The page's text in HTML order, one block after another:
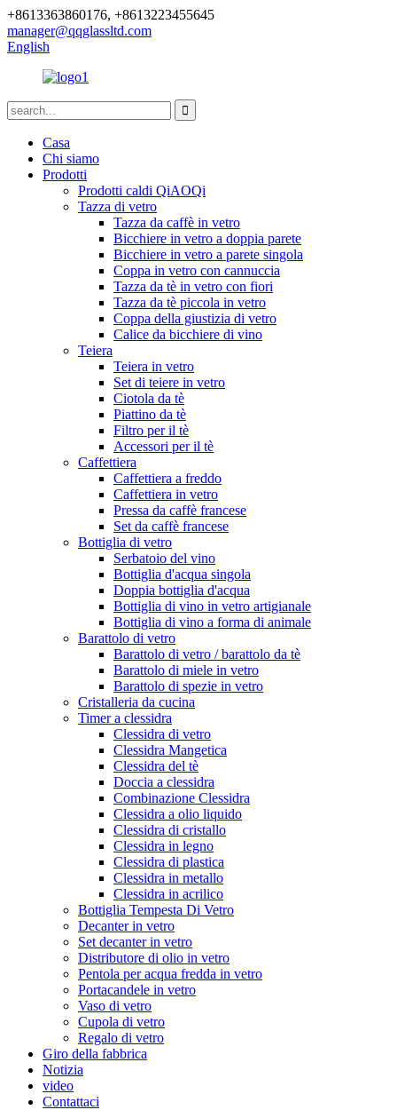
+8613363860176, +8613223455645
manager@qqglassltd.com
English
Casa
Chi siamo
Prodotti
Prodotti caldi QiAOQi
Tazza di vetro
Tazza da caffè in vetro
Bicchiere in vetro a doppia parete
Bicchiere in vetro a parete singola
Coppa in vetro con cannuccia
Tazza da tè in vetro con fiori
Tazza da tè piccola in vetro
Coppa della giustizia di vetro
Calice da bicchiere di vino
Teiera
Teiera in vetro
Set di teiere in vetro
Ciotola da tè
Piattino da tè
Filtro per il tè
Accessori per il tè
Caffettiera
Caffettiera a freddo
Caffettiera in vetro
Pressa da caffè francese
Set da caffè francese
Bottiglia di vetro
Serbatoio del vino
Bottiglia d'acqua singola
Doppia bottiglia d'acqua
Bottiglia di vino in vetro artigianale
Bottiglia di vino a forma di animale
Barattolo di vetro
Barattolo di vetro / barattolo da tè
Barattolo di miele in vetro
Barattolo di spezie in vetro
Cristalleria da cucina
Timer a clessidra
Clessidra di vetro
Clessidra Mangetica
Clessidra del tè
Doccia a clessidra
Combinazione Clessidra
Clessidra a olio liquido
Clessidra di cristallo
Clessidra in legno
Clessidra di plastica
Clessidra in metallo
Clessidra in acrilico
Bottiglia Tempesta Di Vetro
Decanter in vetro
Set decanter in vetro
Distributore di olio in vetro
Pentola per acqua fredda in vetro
Portacandele in vetro
Vaso di vetro
Cupola di vetro
Regalo di vetro
Giro della fabbrica
Notizia
video
Contattaci